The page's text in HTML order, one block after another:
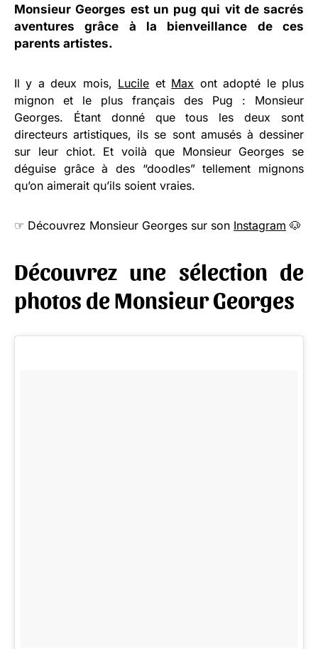
Monsieur Georges est un pug qui vit de sacrés
aventures grâce à la bienveillance de ces
parents artistes.
Il y a deux mois, Lucile et Max ont adopté le plus
mignon et le plus français des Pug : Monsieur
Georges. Étant donné que tous les deux sont
directeurs artistiques, ils se sont amusés à dessiner
sur leur chiot. Et voilà que Monsieur Georges se
déguise grâce à des “doodles” tellement mignons
qu’on aimerait qu’ils soient vraies.
☞ Découvrez Monsieur Georges sur son Instagram 🐶
Découvrez une sélection de
photos de Monsieur Georges